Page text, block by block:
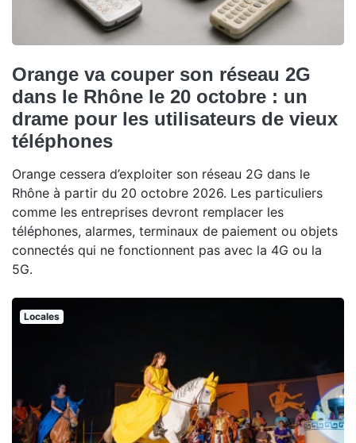
Orange va couper son réseau 2G
dans le Rhône le 20 octobre : un
drame pour les utilisateurs de vieux
téléphones
Orange cessera d’exploiter son réseau 2G dans le
Rhône à partir du 20 octobre 2026. Les particuliers
comme les entreprises devront remplacer les
téléphones, alarmes, terminaux de paiement ou objets
connectés qui ne fonctionnent pas avec la 4G ou la
5G.
Locales